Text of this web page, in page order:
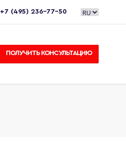
+7 (495) 236-77-50
ПОЛУЧИТЬ КОНСУЛЬТАЦИЮ